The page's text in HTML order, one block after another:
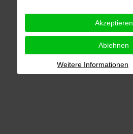
Akzeptieren
Ablehnen
Weitere Informationen